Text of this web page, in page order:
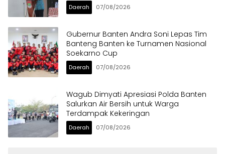
Daerah 07/08/2026
Gubernur Banten Andra Soni Lepas Tim
Banteng Banten ke Turnamen Nasional
Soekarno Cup
Daerah 07/08/2026
Wagub Dimyati Apresiasi Polda Banten
Salurkan Air Bersih untuk Warga
Terdampak Kekeringan
Daerah 07/08/2026